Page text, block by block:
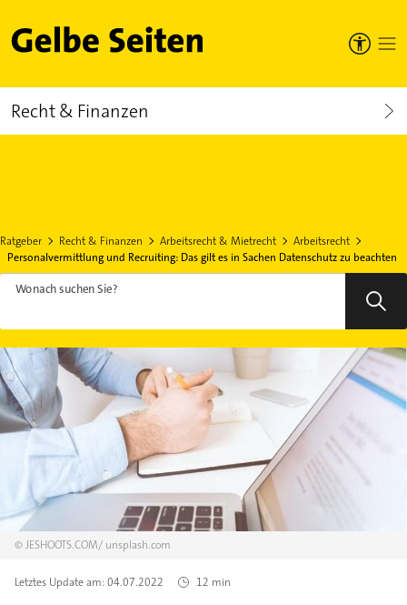
Gelbe Seiten
Recht & Finanzen
Ratgeber Recht & Finanzen Arbeitsrecht & Mietrecht
Arbeitsrecht
Personalvermittlung und Recruiting: Das gilt es in Sachen Datenschutz zu beachten
Wonach suchen Sie?
©JESHOOTS.COM/ unsplash.com
Letztes Update am:04.07.2022 12 min